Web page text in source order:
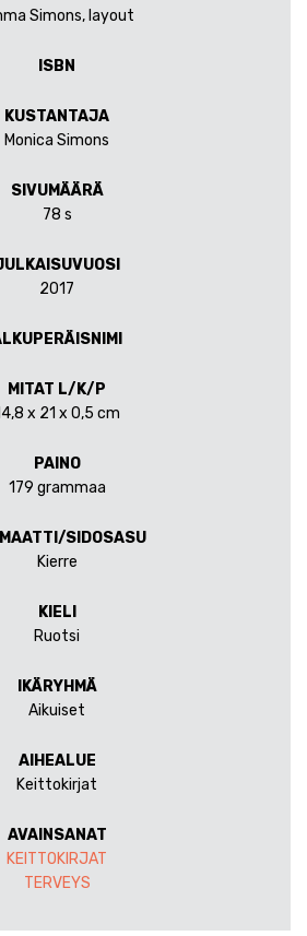
Simons, layout
ISBN
KUSTANTAJA
Monica Simons
SIVUMÄÄRÄ
78 s
2017
MITAT L/K/P
x 21 x 0,5 cm
PAINO
179 grammaa
SIDOSASU
Kierre
KIELI
Ruotsi
IKÄRYHMÄ
Aikuiset
AIHEALUE
Keittokirjat
AVAINSANAT
KEITTOKIRJAT
TERVEYS